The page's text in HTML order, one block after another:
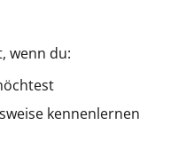
wenn du:
kennenlernen